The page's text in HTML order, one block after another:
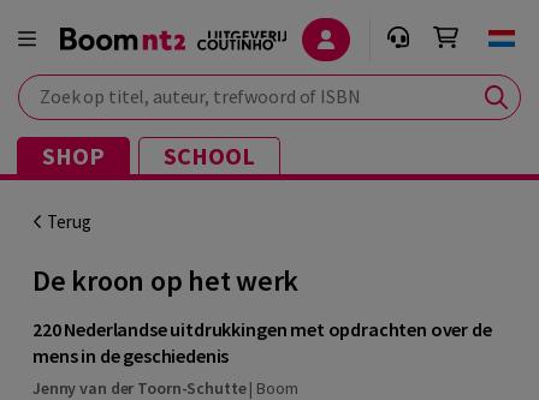
Zoek op titel, auteur, trefwoord of ISBN
SHOP SCHOOL
Terug
De kroon op het werk
220 Nederlandse uitdrukkingen met opdrachten over de
mens in de geschiedenis
Jenny van der Toorn-Schutte| Boom